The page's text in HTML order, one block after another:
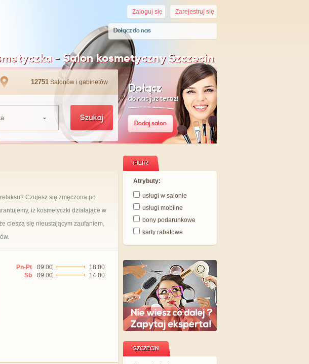
Zarejestruj się
Zaloguj się
Dołącz do nas
- Salon kosmetyczny Szczecin
12751 Salonów i gabinetów
Szukaj
Dołącz
do nas już teraz!
Dodaj salon
Czujesz się zmęczona po
iż kosmetyczki działające w
cieszą się nieustającym zaufaniem,
Pn-Pt 09:00
18:00
Sb
09:00 14:00
FILTR
Atrybuty:
usługi w salonie
usługi mobilne
bony podarunkowe
karty rabatowe
SZCZECIN